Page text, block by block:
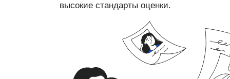
высокие стандарты оценки.